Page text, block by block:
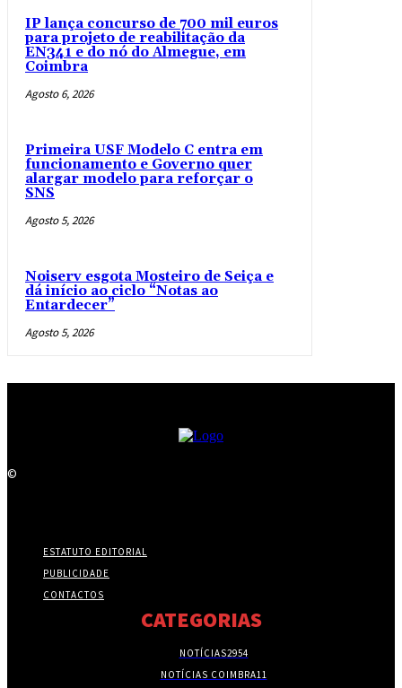
IP lança concurso de 700 mil euros
para projeto de reabilitação da
EN341 e do nó do Almegue, em
Coimbra
Agosto 6, 2026
Primeira USF Modelo C entra em
funcionamento e Governo quer
alargar modelo para reforçar o
SNS
Agosto 5, 2026
Noiserv esgota Mosteiro de Seiça e
dá início ao ciclo “Notas ao
Entardecer”
Agosto 5, 2026
©
ESTATUTO EDITORIAL
PUBLICIDADE
CONTACTOS
CATEGORIAS
NOTÍCIAS2954
NOTÍCIAS COIMBRA11